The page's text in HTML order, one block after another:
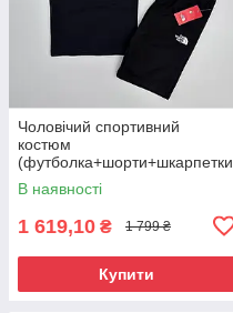
Чоловічий спортивний
костюм
(футболка+шорти+шкарпетки
)В наявності
1 619,10 ₴ 1 799 ₴
Купити